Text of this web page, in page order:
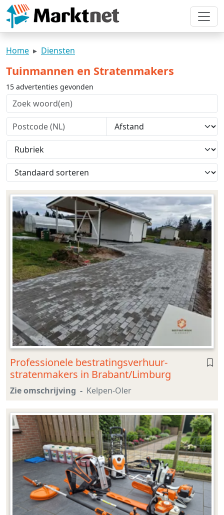
Home Diensten
Tuinmannen en Stratenmakers
15 advertenties gevonden
Professionele bestratingsverhuur-
stratenmakers in Brabant/Limburg
Zie omschrijving Kelpen-Oler